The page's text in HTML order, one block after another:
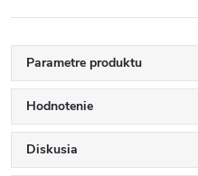
Parametre produktu
Hodnotenie
Diskusia